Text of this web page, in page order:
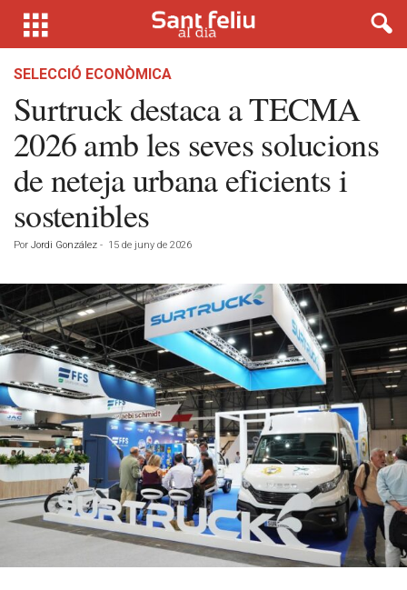
SELECCIÓ ECONÒMICA
Surtruck destaca a TECMA
2026 amb les seves solucions
de neteja urbana eficients i
sostenibles
Por Jordi González - 15 de juny de 2026